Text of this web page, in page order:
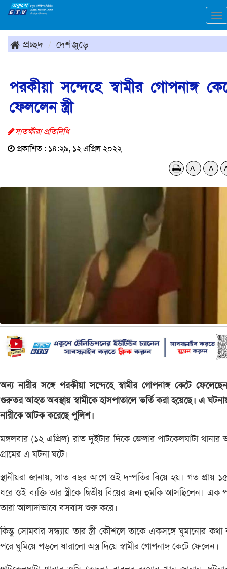
প্রচ্ছদ দেশজুড়ে
পরকীয়া সন্দেহে স্বামীর গোপনাঙ্গ
ফেললেন স্ত্রী
সাতক্ষীরা প্রতিনিধি
প্রকাশিত : ১৪:২৯, ১২ এপ্রিল ২০২২
A- A
অন্য নারীর সঙ্গে পরকীয়া সন্দেহে স্বামীর গোপনাঙ্গ কেটে ফেলেছেন
গুরুতর আহত অবস্থায় স্বামীকে হাসপাতালে ভর্তি করা হয়েছে। এ
নারীকে আটক করেছে পুলিশ।
মঙ্গলবার (১২ এপ্রিল) রাত দুইটার দিকে জেলার পাটকেলঘাটা থানার
গ্রামের এ ঘটনা ঘটে।
স্থানীয়রা জানায়, সাত বছর আগে ওই দম্পতির বিয়ে হয়। গত প্রায়
ধরে ওই ব্যক্তি তার স্ত্রীকে দ্বিতীয় বিয়ের জন্য হুমকি আসছিলেন। এক
তারা আলাদাভাবে বসবাস শুরু করে।
কিন্তু সোমবার সন্ধ্যায় তার স্ত্রী কৌশলে তাকে একসঙ্গে ঘুমানোর কথা
পরে ঘুমিয়ে পড়লে ধারালো অস্ত্র দিয়ে স্বামীর গোপনাঙ্গ কেটে ফেলেন।